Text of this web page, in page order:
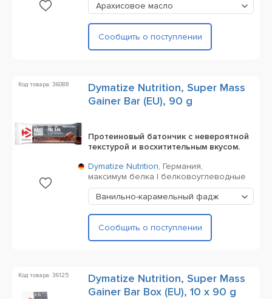
Арахисовое масло
Сообщить о поступлении
Код товара: 36088
Dymatize Nutrition, Super Mass
Gainer Bar (EU), 90 g
Протеиновый батончик с невероятной
текстурой и восхитительным вкусом.
Dymatize Nutrition, Германия,
максимум белка | белковоуглеводные
Ванильно-карамельный фадж
Сообщить о поступлении
Код товара: 36125
Dymatize Nutrition, Super Mass
Gainer Bar Box (EU), 10 x 90 g